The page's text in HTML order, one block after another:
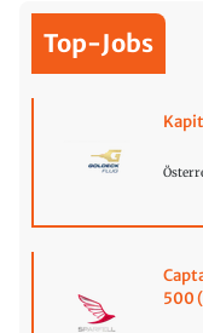
Top-Jobs
500